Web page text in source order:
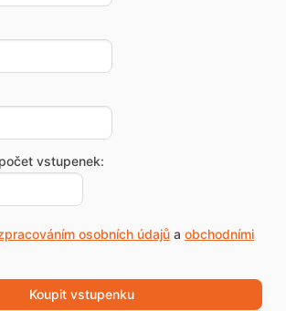
vstupenek:
osobních údajůa obchodními
Koupit vstupenku